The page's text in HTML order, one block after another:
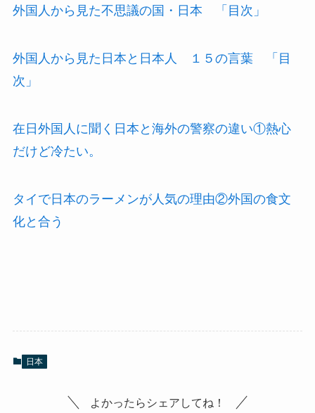
外国人から見た不思議の国・日本 「目次」
外国人から見た日本と日本人 １５の言葉 「目
次」
在日外国人に聞く日本と海外の警察の違い①熱心
だけど冷たい。
タイで日本のラーメンが人気の理由②外国の食文
化と合う
日本
よかったらシェアしてね！